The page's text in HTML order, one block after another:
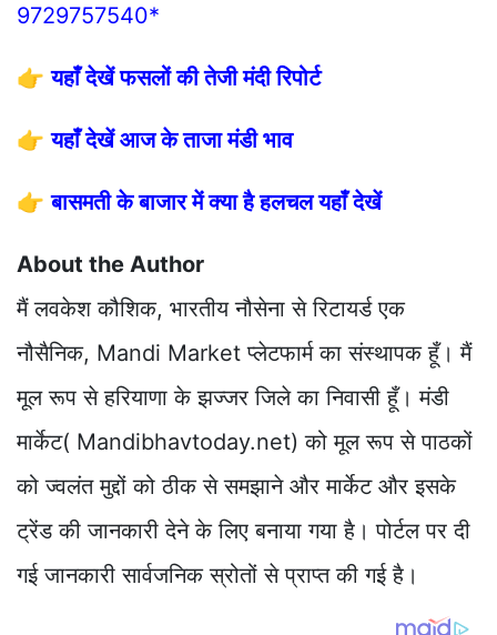
9729757540*
👉यहाँ देखें फसलों की तेजी मंदी रिपोर्ट
👉यहाँ देखें आज के ताजा मंडी भाव
👉बासमती के बाजार में क्या है हलचल यहाँ देखें
About the Author
मैं लवकेश कौशिक, भारतीय नौसेना से रिटायर्ड एक
नौसैनिक, Mandi Market प्लेटफार्म का संस्थापक हूँ। मैं
मूल रूप से हरियाणा के झज्जर जिले का निवासी हूँ। मंडी
मार्केट( Mandibhavtoday.net) को मूल रूप से पाठकों
को ज्वलंत मुद्दों को ठीक से समझाने और मार्केट और इसके
ट्रेंड की जानकारी देने के लिए बनाया गया है। पोर्टल पर दी
गई जानकारी सार्वजनिक स्रोतों से प्राप्त की गई है।